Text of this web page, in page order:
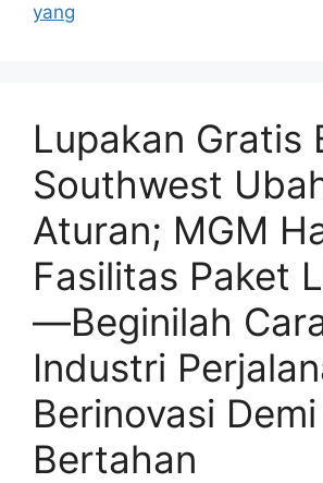
yang
Lupakan Gratis
Southwest
Aturan; MGM
Fasilitas Paket
—Beginilah
Industri
Berinovasi Demi
Bertahan